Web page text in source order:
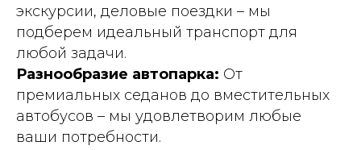
экскурсии, деловые поездки – мы
подберем идеальный транспорт для
любой задачи.
Разнообразие автопарка: От
премиальных седанов до вместительных
автобусов – мы удовлетворим любые
ваши потребности.